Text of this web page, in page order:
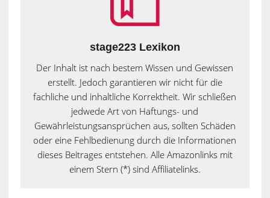
stage223 Lexikon
Der Inhalt ist nach bestem Wissen und Gewissen
erstellt. Jedoch garantieren wir nicht für die
fachliche und inhaltliche Korrektheit. Wir schließen
jedwede Art von Haftungs- und
Gewährleistungsansprüchen aus, sollten Schäden
oder eine Fehlbedienung durch die Informationen
dieses Beitrages entstehen. Alle Amazonlinks mit
einem Stern (*) sind Affiliatelinks.